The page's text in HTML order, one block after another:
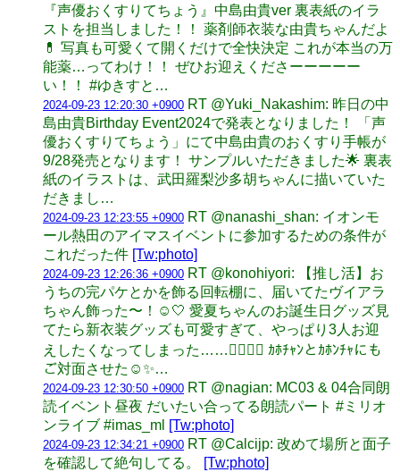
『声優おくすりてちょう』中島由貴ver 裏表紙のイラ
ストを担当しました！！ 薬剤師衣装な由貴ちゃんだよ
💊 写真も可愛くて開くだけで全快決定 これが本当の万
能薬…ってわけ！！ ぜひお迎えくださーーーーー
い！！ #ゆきすと…
2024-09-23 12:20:30 +0900 RT @Yuki_Nakashim: 昨日の中
島由貴Birthday Event2024で発表となりました！ 「声
優おくすりてちょう」にて中島由貴のおくすり手帳が
9/28発売となります！ サンプルいただきました🌟 裏表
紙のイラストは、武田羅梨沙多胡ちゃんに描いていた
だきまし…
2024-09-23 12:23:55 +0900 RT @nanashi_shan: イオンモ
ール熱田のアイマスイベントに参加するための条件が
これだった件 [Tw:photo]
2024-09-23 12:26:36 +0900 RT @konohiyori: 【推し活】お
うちの完パケとかを飾る回転棚に、届いてたヴイアラ
ちゃん飾った〜！☺️🤍 愛夏ちゃんのお誕生日グッズ見
てたら新衣装グッズも可愛すぎて、やっぱり3人お迎
えしたくなってしまった……❤️‍🔥🈁🐶 ｶﾎﾁｬﾝとｶﾎﾝﾁｬにも
ご対面させた☺️✨…
2024-09-23 12:30:50 +0900 RT @nagian: MC03 & 04合同朗
読イベント昼夜 だいたい合ってる朗読パート #ミリオ
ンライブ #imas_ml [Tw:photo]
2024-09-23 12:34:21 +0900 RT @Calcijp: 改めて場所と面子
を確認して絶句してる。
[Tw:photo]